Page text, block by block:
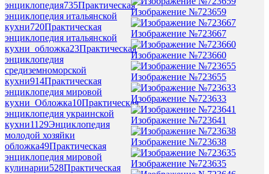
энциклопедия735Практическая
энциклопедия итальянской
кухни720Практическая
энциклопедия итальянской
кухни_обложка23Практическая
энциклопедия
средиземноморской
кухни914Практическая
энциклопедия мировой
кухни_Обложка10Практическая
энциклопедия украинской
кухни1129Энциклопедия
молодой хозяйки
обложка49Практическая
энциклопедия мировой
кулинарии528Практическая
Изображение №723659
Изображение №723667
Изображение №723660
Изображение №723655
Изображение №723633
Изображение №723641
Изображение №723638
Изображение №723635